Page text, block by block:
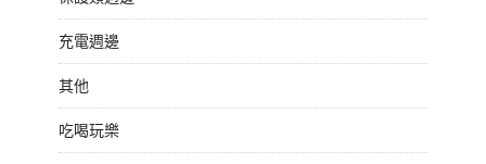
充電週邊
其他
吃喝玩樂